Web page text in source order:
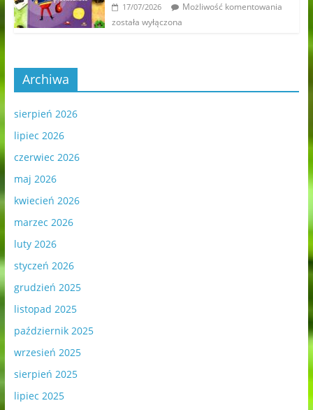
17/07/2026
Możliwość komentowania
została wyłączona
Archiwa
sierpień 2026
lipiec 2026
czerwiec 2026
maj 2026
kwiecień 2026
marzec 2026
luty 2026
styczeń 2026
grudzień 2025
listopad 2025
październik 2025
wrzesień 2025
sierpień 2025
lipiec 2025